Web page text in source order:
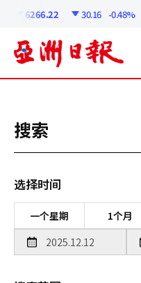
6266.22 30.16 -0.48%
搜索
选择时间
一个星期 1个月